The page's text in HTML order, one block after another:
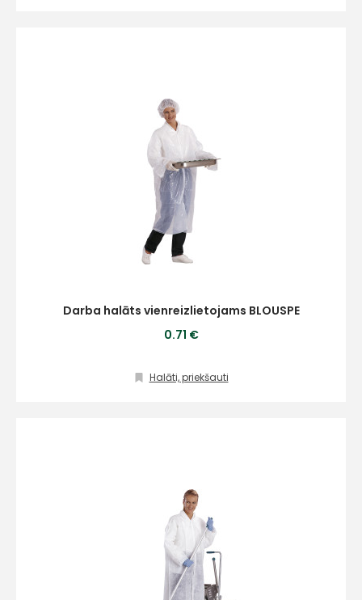
Darba halāts vienreizlietojams BLOUSPE
0.71 €
Halāti, priekšauti